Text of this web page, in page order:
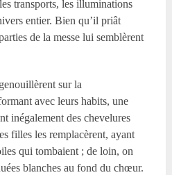
transports, les illuminations
entier. Bien qu’il priât
de la messe lui semblèrent
sur la
avec leurs habits, une
inégalement des chevelures
filles les remplacèrent, ayant
qui tombaient ; de loin, on
blanches au fond du chœur.